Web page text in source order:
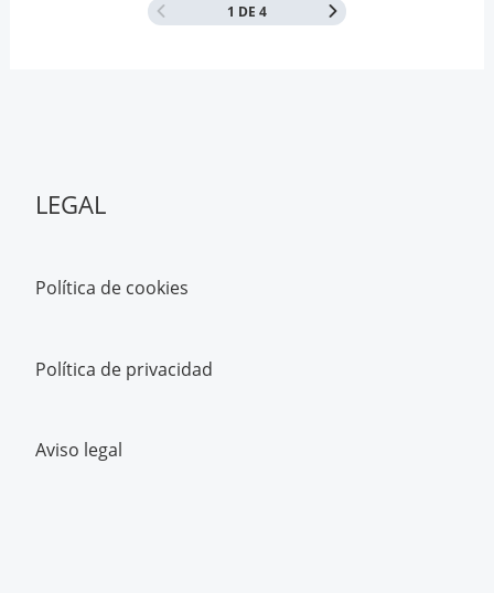
1 DE 4
LEGAL
Política de cookies
Política de privacidad
Aviso legal